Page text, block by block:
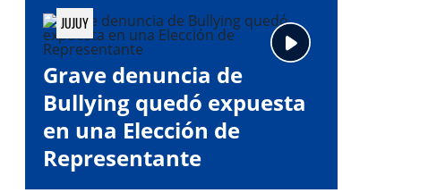
JUJUY
Grave denuncia de
Bullying quedó expuesta
en una Elección de
Representante